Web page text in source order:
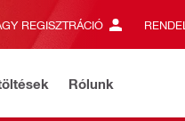
REGISZTRÁCIÓ
Rólunk